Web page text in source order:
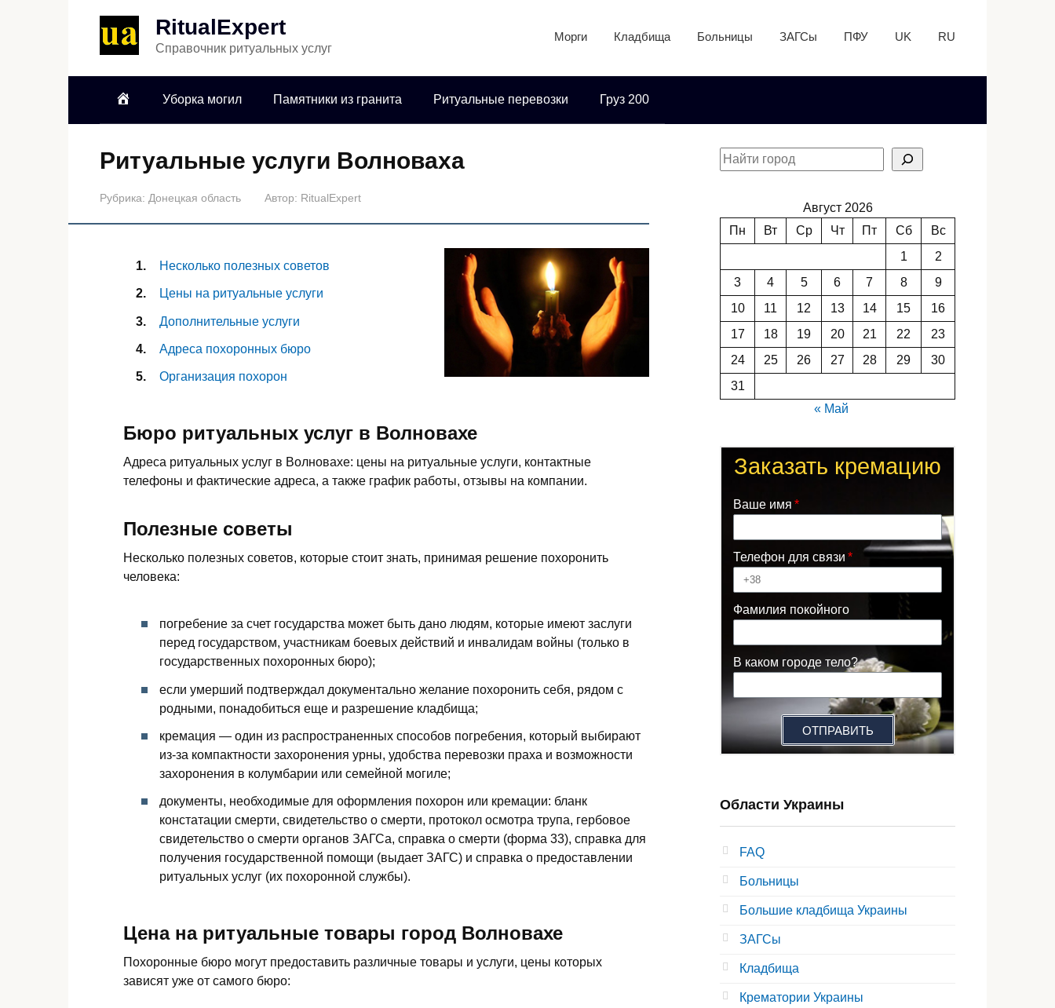
RitualExpert
Справочник ритуальных услуг
Морги Кладбища Больницы ЗАГСы ПФУ UK RU
Уборка могил Памятники из гранита Ритуальные перевозки Груз 200
Ритуальные услуги Волноваха
Рубрика: Донецкая область Автор: RitualExpert
Несколько полезных советов
Цены на ритуальные услуги
Дополнительные услуги
Адреса похоронных бюро
Организация похорон
Бюро ритуальных услуг в Волновахе
Адреса ритуальных услуг в Волновахе: цены на ритуальные услуги, контактные
телефоны и фактические адреса, а также график работы, отзывы на компании.
Полезные советы
Несколько полезных советов, которые стоит знать, принимая решение похоронить
человека:
погребение за счет государства может быть дано людям, которые имеют заслуги
перед государством, участникам боевых действий и инвалидам войны (только в
государственных похоронных бюро);
если умерший подтверждал документально желание похоронить себя, рядом с
родными, понадобиться еще и разрешение кладбища;
кремация — один из распространенных способов погребения, который выбирают
из-за компактности захоронения урны, удобства перевозки праха и возможности
захоронения в колумбарии или семейной могиле;
документы, необходимые для оформления похорон или кремации: бланк
констатации смерти, свидетельство о смерти, протокол осмотра трупа, гербовое
свидетельство о смерти органов ЗАГСа, справка о смерти (форма 33), справка для
получения государственной помощи (выдает ЗАГС) и справка о предоставлении
ритуальных услуг (их похоронной службы).
Цена на ритуальные товары город Волновахе
Похоронные бюро могут предоставить различные товары и услуги, цены которых
зависят уже от самого бюро:
Август 2026
Пн
Вт Ср Чт Пт Сб
Вс
1
2
3
4 5 6 7 8
9
10
11 12 13 14 15
16
17
18 19 20 21 22
23
24
25 26 27 28 29
30
31
« Май
Заказать кремацию
Ваше имя
Телефон для связи
Фамилия покойного
В каком городе тело?
ОТПРАВИТЬ
Области Украины
FAQ
Больницы
Большие кладбища Украины
ЗАГСы
Кладбища
Крематории Украины